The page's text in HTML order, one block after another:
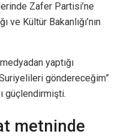
Zafer Partisi’ne
ve Kültür Bakanlığı’nın
yaptığı
göndereceğim”
güçlendirmişti.
metninde